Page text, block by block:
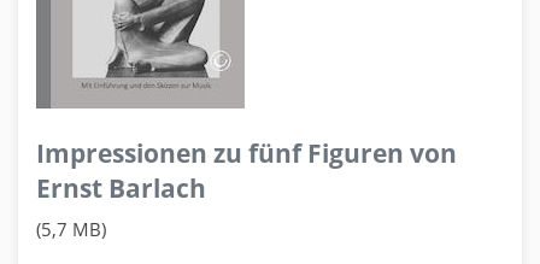
Impressionen zu fünf Figuren von
Ernst Barlach
(5,7 MB)